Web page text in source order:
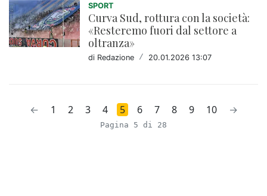
SPORT
Curva Sud, rottura con la società:
«Resteremo fuori dal settore a
oltranza»
di Redazione / 20.01.2026 13:07
← 1 2 3 4 5 6 7 8 9 10 →
Pagina 5 di 28